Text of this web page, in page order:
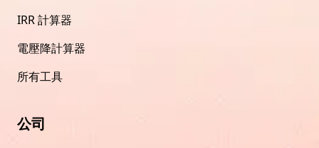
IRR 計算器
電壓降計算器
所有工具
公司